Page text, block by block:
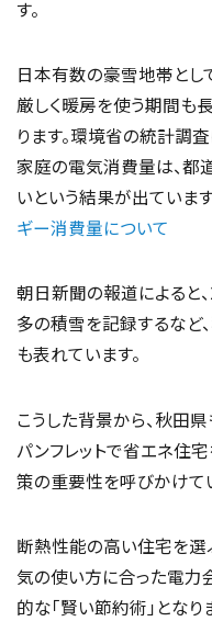
す。
日本有数の豪雪地帯とし
厳しく暖房を使う期間も
ります。環境省の統計調
家庭の電気消費量は、都
いという結果が出ていま
ギー消費量について
朝日新聞の報道によると
多の積雪を記録するなど
も表れています。
こうした背景から、秋田
パンフレットで省エネ住
策の重要性を呼びかけて
断熱性能の高い住宅を選
気の使い方に合った電力
的な「賢い節約術」となり